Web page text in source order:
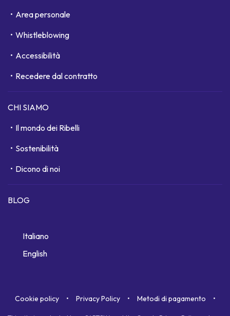
Area personale
Whistleblowing
Accessibilità
Recedere dal contratto
CHI SIAMO
Il mondo dei Ribelli
Sostenibilità
Dicono di noi
BLOG
Italiano
English
Cookie policy Privacy Policy Metodi di pagamento